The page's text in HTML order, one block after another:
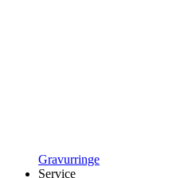
Gravurringe
Service